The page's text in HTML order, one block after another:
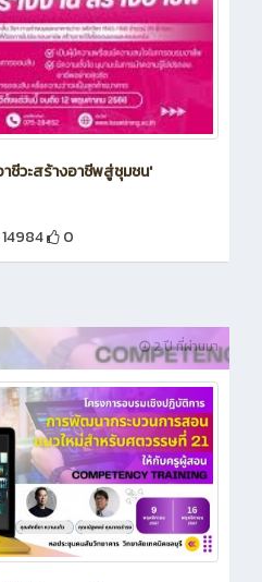
ชีวะสร้างอาชีพสู่ชุมชน'
14984 0
2 ปี ที่ผ่านมา